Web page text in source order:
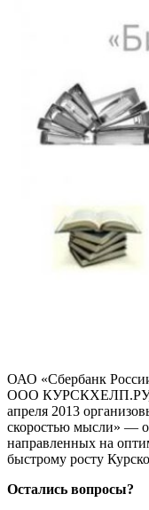
ОАО «Сбербанк
ООО КУРСКХЕЛП.РУ,
апреля 2013
скоростью мысли» —
направленных на
быстрому росту
Остались вопросы?